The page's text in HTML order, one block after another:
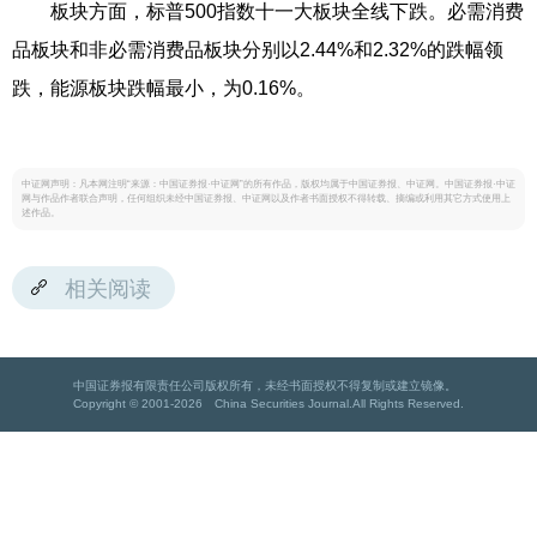
板块方面，标普500指数十一大板块全线下跌。必需消费
品板块和非必需消费品板块分别以2.44%和2.32%的跌幅领
跌，能源板块跌幅最小，为0.16%。
中证网声明：凡本网注明“来源：中国证券报·中证网”的所有作品，版权均属于中国证券报、中证网。中国证券报·中证
网与作品作者联合声明，任何组织未经中国证券报、中证网以及作者书面授权不得转载、摘编或利用其它方式使用上
述作品。
相关阅读
中国证券报有限责任公司版权所有，未经书面授权不得复制或建立镜像。
Copyright © 2001-2026 China Securities Journal.All Rights Reserved.